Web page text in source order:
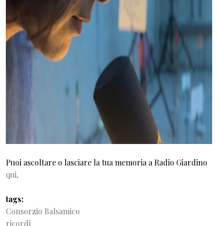
Puoi ascoltare o lasciare la tua memoria a Radio Giardino
qui.
tags
Consorzio Balsamico
ricordi